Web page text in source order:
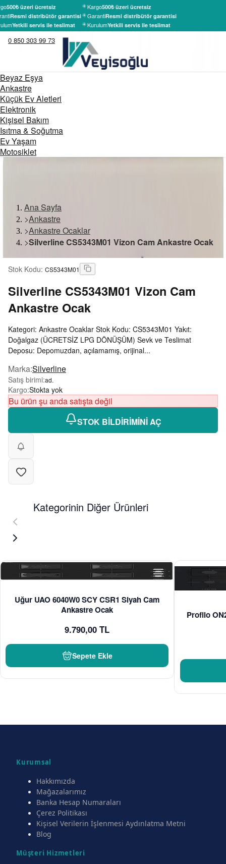
500₺ üzeri ücretsiz
Resmi distribütör garantisi
Yetkili servis ile teslimat
Kargo500₺ üzeri ücretsiz
GarantiResmi distribütör garantisi
KurulumYetkili servis ile teslimat
0 850 303 99 73
Beyaz Eşya
Ankastre
Küçük Ev Aletleri
Elektronik
Kişisel Bakım
Isıtma & Soğutma
Ev Yaşam
Motosiklet
Ana Sayfa
>Ankastre
>Ankastre Ocaklar
>Silverline CS5343M01 Vizon Cam Ankastre Ocak
Stok Kodu: CS5343M01
Silverline CS5343M01 Vizon Cam
Ankastre Ocak
Kategori: Ankastre Ocaklar Stok Kodu: CS5343M01 Yakıt:
Doğalgaz (ÜCRETSİZ LPG DÖNÜŞÜM) Sevk ve Teslimat
Deposu: Depomuzdan, açılamamış, orijinal...
Marka:Silverline
Satış birimi:ad.
Kargo:Stokta yok
Bu ürün şu anda satışta değil
STOK BİLDİRİMİNİ AÇ
Kategorinin Diğer Ürünleri
Uğur UAO 6040W0 SCY CSR1 Siyah Cam
Ankastre Ocak
9.790,00 TL
Sepete Ekle
Profilo
Kurumsal
Hakkımızda
Mağazalarımız
Banka Hesap Numaraları
Çerez Politikası
Kişisel Verilerin İşlenmesi Aydınlatma Metni
Blog
Müşteri Hizmetleri